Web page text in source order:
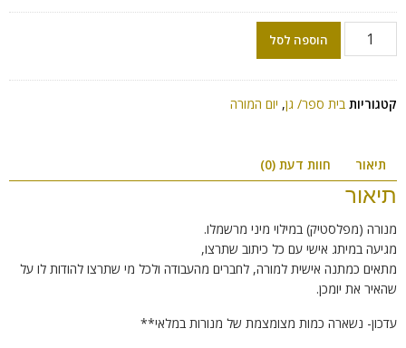
הוספה לסל
קטגוריות בית ספר/ גן, יום המורה
תיאור חוות דעת (0)
תיאור
מנורה (מפלסטיק) במילוי מיני מרשמלו.
מגיעה במיתג אישי עם כל כיתוב שתרצו,
מתאים כמתנה אישית למורה, לחברים מהעבודה ולכל מי שתרצו להודות לו על
שהאיר את יומכן.
עדכון- נשארה כמות מצומצמת של מנורות במלאי**